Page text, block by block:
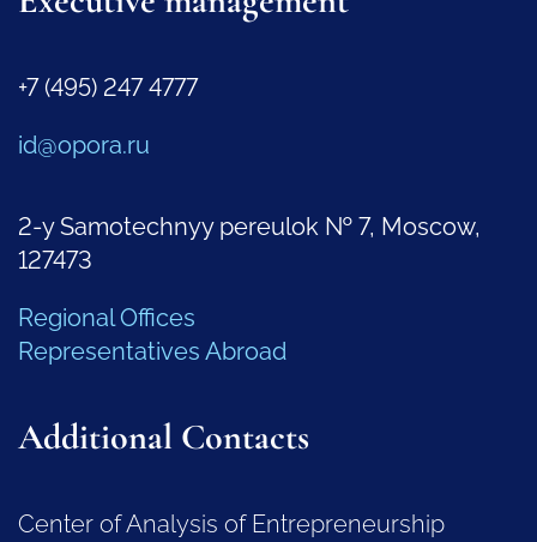
+7 (495) 247 4777
id@opora.ru
2-y Samotechnyy pereulok № 7, Moscow,
127473
Regional Offices
Representatives Abroad
Additional Contacts
Center of Analysis of Entrepreneurship